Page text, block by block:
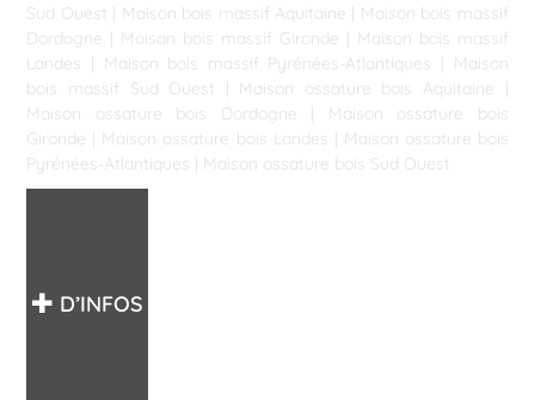
Sud Ouest | Maison bois massif Aquitaine | Maison bois massif
Dordogne | Maison bois massif Gironde | Maison bois massif
Landes | Maison bois massif Pyrénées-Atlantiques |
Maison
bois massif Sud Ouest
| Maison ossature bois Aquitaine |
Maison ossature bois Dordogne |
Maison ossature bois
Gironde | Maison ossature bois Landes | Maison ossature bois
Pyrénées-Atlantiques | Maison ossature bois Sud Ouest
D’INFOS